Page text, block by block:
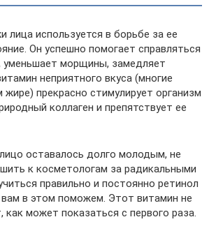
лица используется в борьбе за ее
Он успешно помогает справляться
уменьшает морщины, замедляет
неприятного вкуса (многие
прекрасно стимулирует организм
коллаген и препятствует ее
оставалось долго молодым, не
к косметологам за радикальными
правильно и постоянно ретинол
в этом поможем. Этот витамин не
как может показаться с первого раза.